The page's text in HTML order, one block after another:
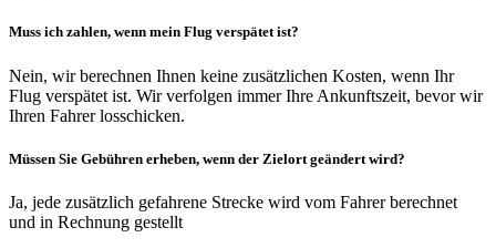
Muss ich zahlen, wenn mein Flug verspätet ist?
Nein, wir berechnen Ihnen keine zusätzlichen Kosten, wenn Ihr
Flug verspätet ist. Wir verfolgen immer Ihre Ankunftszeit, bevor wir
Ihren Fahrer losschicken.
Müssen Sie Gebühren erheben, wenn der Zielort geändert wird?
Ja, jede zusätzlich gefahrene Strecke wird vom Fahrer berechnet
und in Rechnung gestellt